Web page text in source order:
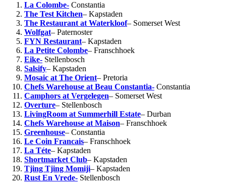
La Colombe- Constantia
The Test Kitchen– Kapstaden
The Restaurant at Waterkloof– Somerset West
Wolfgat– Paternoster
FYN Restaurant– Kapstaden
La Petite Colombe– Franschhoek
Eike- Stellenbosch
Salsify– Kapstaden
Mosaic at The Orient– Pretoria
Chefs Warehouse at Beau Constantia- Constantia
Camphors at Vergelegen– Somerset West
Overture– Stellenbosch
LivingRoom at Summerhill Estate– Durban
Chefs Warehouse at Maison– Franschhoek
Greenhouse– Constantia
Le Coin Francais– Franschhoek
La Téte– Kapstaden
Shortmarket Club– Kapstaden
Tjing Tjing Momiji– Kapstaden
Rust En Vrede- Stellenbosch